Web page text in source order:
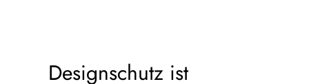
Designschutz ist